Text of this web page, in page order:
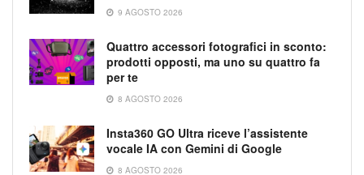
9 AGOSTO 2026
Quattro accessori fotografici in sconto:
prodotti opposti, ma uno su quattro fa
per te
8 AGOSTO 2026
Insta360 GO Ultra riceve l’assistente
vocale IA con Gemini di Google
8 AGOSTO 2026